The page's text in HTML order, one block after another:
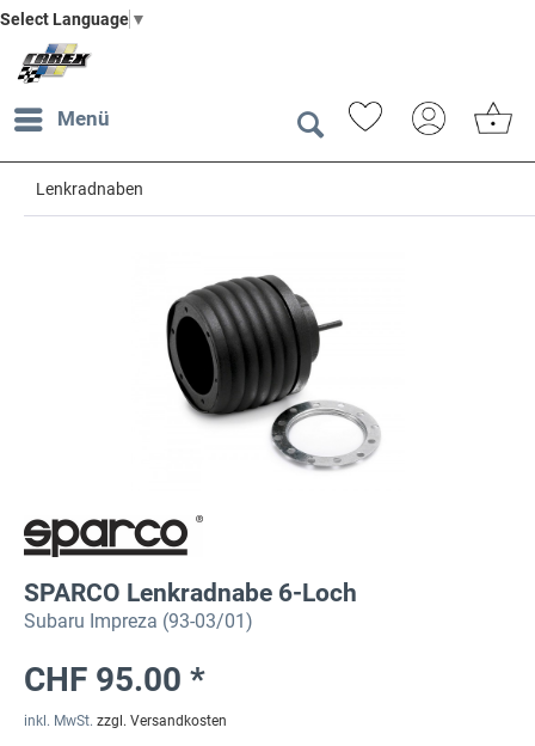
Select Language ▼
Menü
Lenkradnaben
SPARCO Lenkradnabe 6-Loch
Subaru Impreza (93-03/01)
CHF 95.00 *
inkl. MwSt. zzgl. Versandkosten